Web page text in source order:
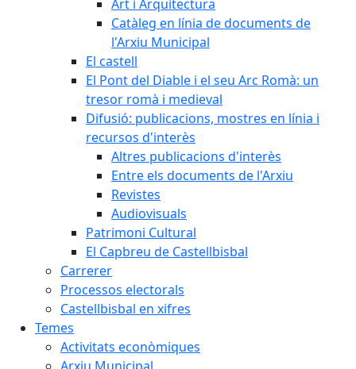
Art i Arquitectura
Catàleg en línia de documents de
l'Arxiu Municipal
El castell
El Pont del Diable i el seu Arc Romà: un
tresor romà i medieval
Difusió: publicacions, mostres en línia i
recursos d'interès
Altres publicacions d'interès
Entre els documents de l'Arxiu
Revistes
Audiovisuals
Patrimoni Cultural
El Capbreu de Castellbisbal
Carrerer
Processos electorals
Castellbisbal en xifres
Temes
Activitats econòmiques